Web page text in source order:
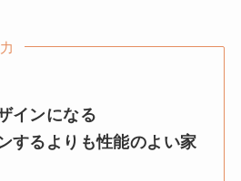
インになる
するよりも性能のよい家